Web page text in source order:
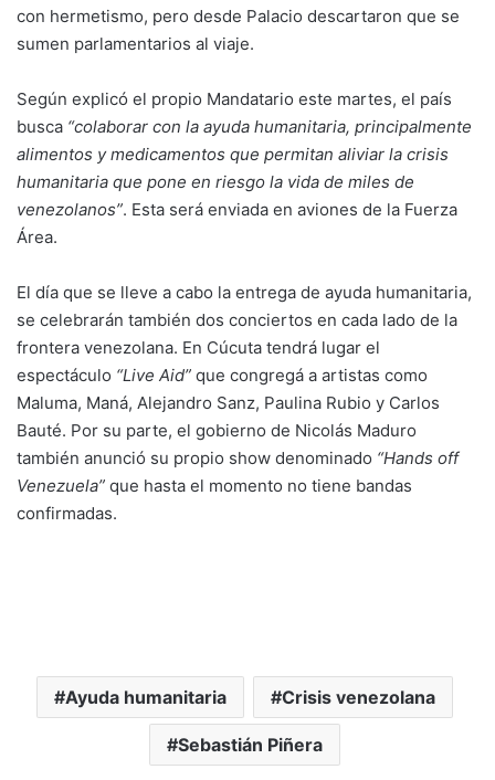
con hermetismo, pero desde Palacio descartaron que se
sumen parlamentarios al viaje.
Según explicó el propio Mandatario este martes, el país
busca “colaborar con la ayuda humanitaria, principalmente
alimentos y medicamentos que permitan aliviar la crisis
humanitaria que pone en riesgo la vida de miles de
venezolanos”. Esta será enviada en aviones de la Fuerza
Área.
El día que se lleve a cabo la entrega de ayuda humanitaria,
se celebrarán también dos conciertos en cada lado de la
frontera venezolana. En Cúcuta tendrá lugar el
espectáculo “Live Aid” que congregá a artistas como
Maluma, Maná, Alejandro Sanz, Paulina Rubio y Carlos
Bauté. Por su parte, el gobierno de Nicolás Maduro
también anunció su propio show denominado “Hands off
Venezuela” que hasta el momento no tiene bandas
confirmadas.
Ayuda humanitaria Crisis venezolana
Sebastián Piñera